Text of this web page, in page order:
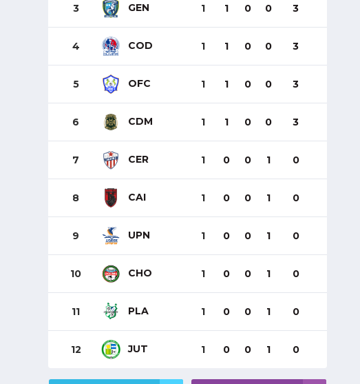
3 GEN 1 1 0 0 3
4 COD 1 1 0 0 3
5 OFC 1 1 0 0 3
6 CDM 1 1 0 0 3
7 CER 1 0 0 1 0
8 CAI 1 0 0 1 0
9 UPN 1 0 0 1 0
10 CHO 1 0 0 1 0
11 PLA 1 0 0 1 0
12 JUT 1 0 0 1 0